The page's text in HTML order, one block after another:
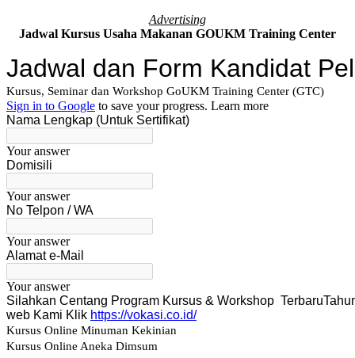
Advertising
Jadwal Kursus Usaha Makanan GOUKM Training Center